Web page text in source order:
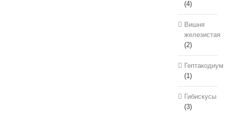
(4)
Вишня
железистая
(2)
Гептакодиум
(1)
Гибискусы
(3)